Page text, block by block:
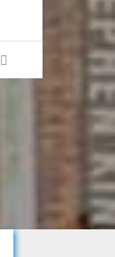
DETAILS